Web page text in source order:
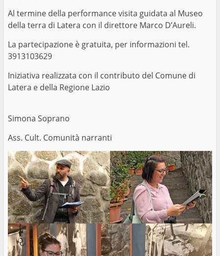
Al termine della performance visita guidata al Museo
della terra di Latera con il direttore Marco D’Aureli.
La partecipazione è gratuita, per informazioni tel.
3913103629
Iniziativa realizzata con il contributo del Comune di
Latera e della Regione Lazio
Simona Soprano
Ass. Cult. Comunità narranti